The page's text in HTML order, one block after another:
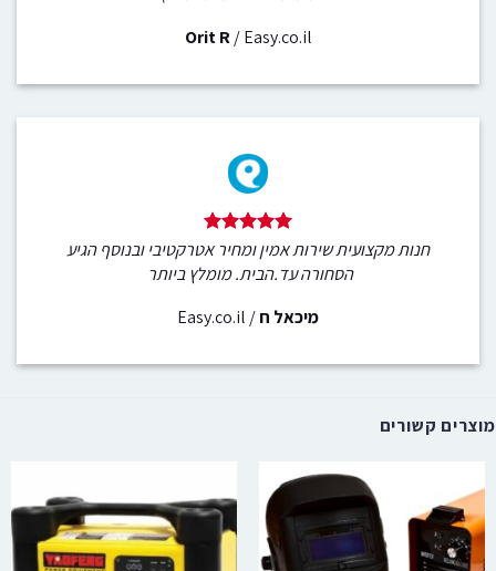
Orit R /Easy.co.il
חנות מקצועית שירות אמין ומחיר אטרקטיבי ובנוסף הגיע
הסחורה עד.הבית. מומלץ ביותר
מיכאל ח/
Easy.co.il
מוצרים קשורים